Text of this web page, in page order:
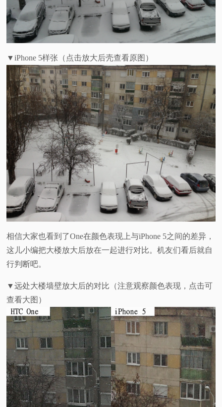
▼iPhone 5样张（点击放大后壳查看原图）
相信大家也看到了One在颜色表现上与iPhone 5之间的差异，
这儿小编把大楼放大后放在一起进行对比。机友们看后就自
行判断吧。
▼远处大楼墙壁放大后的对比（注意观察颜色表现，点击可
查看大图）